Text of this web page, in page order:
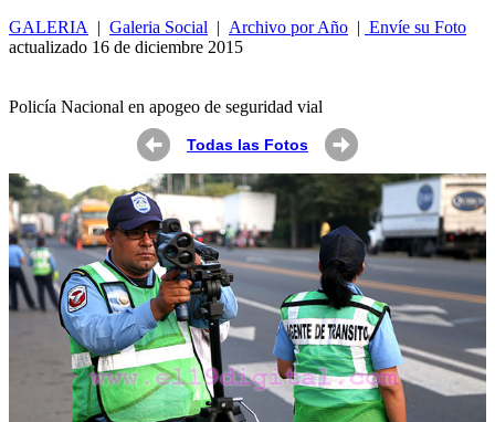
GALERIA
| Galeria Social | Archivo por Año | Envíe su Foto
actualizado 16 de diciembre 2015
Policía Nacional en apogeo de seguridad vial
Todas las Fotos